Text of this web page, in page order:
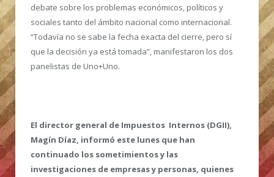
debate sobre los problemas económicos, políticos y
sociales tanto del ámbito nacional como internacional.
“Todavía no se sabe la fecha exacta del cierre, pero sí
que la decisión ya está tomada”, manifestaron los dos
panelistas de Uno+Uno.
El director general de Impuestos Internos (DGII),
Magín Díaz, informó este lunes que han
continuado los sometimientos y las
investigaciones de empresas y personas, quienes